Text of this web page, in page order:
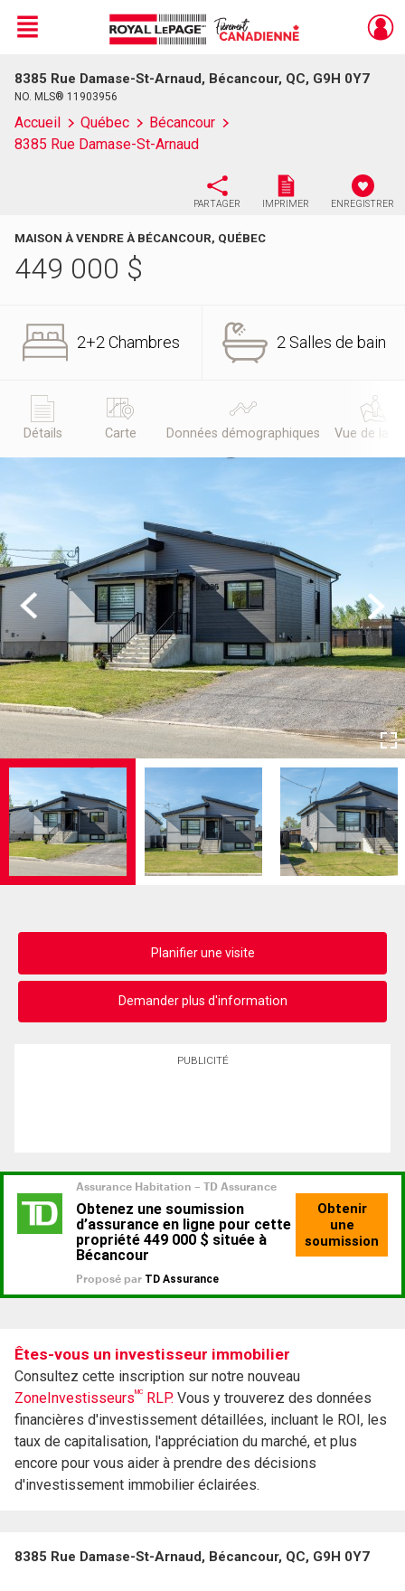
Live
En Direct
Menu
8385 Rue Damase-St-Arnaud, Bécancour, QC, G9H 0Y7
NO. MLS® 11903956
Accueil Québec
Bécancour
8385 Rue Damase-St-Arnaud
PARTAGER IMPRIMER ENREGISTRER
MAISON À VENDRE À BÉCANCOUR, QUÉBEC
449 000 $
2+2 Chambres 2 Salles de bain
Détails Carte Données démographiques Vue de la
Previous Next
Planifier une visite
Demander plus d'information
PUBLICITÉ
Êtes-vous un investisseur immobilier
Consultez cette inscription sur notre nouveau
ZoneInvestisseursMC RLP. Vous y trouverez des données
financières d'investissement détaillées, incluant le ROI, les
taux de capitalisation, l'appréciation du marché, et plus
encore pour vous aider à prendre des décisions
d'investissement immobilier éclairées.
8385 Rue Damase-St-Arnaud, Bécancour, QC, G9H 0Y7